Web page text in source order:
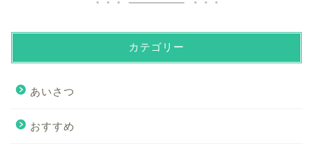
カテゴリー
あいさつ
おすすめ